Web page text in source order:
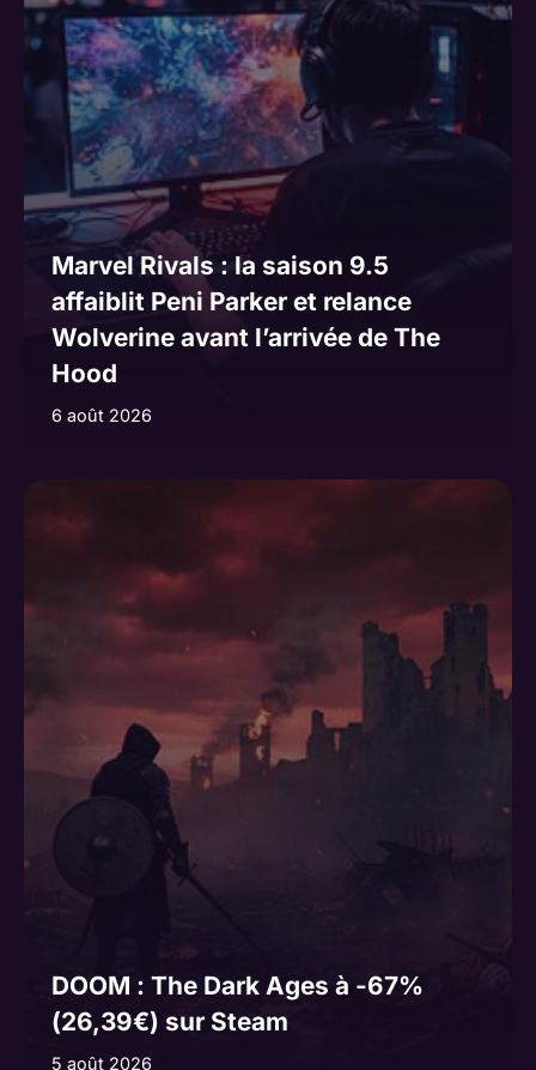
Marvel Rivals : la saison 9.5
affaiblit Peni Parker et relance
Wolverine avant l’arrivée de The
Hood
6 août 2026
DOOM : The Dark Ages à -67%
(26,39€) sur Steam
5 août 2026